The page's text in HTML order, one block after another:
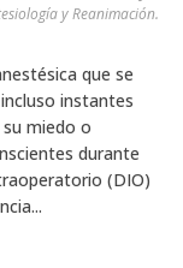
y Reanimación.
que se
instantes
miedo o
durante
(DIO)